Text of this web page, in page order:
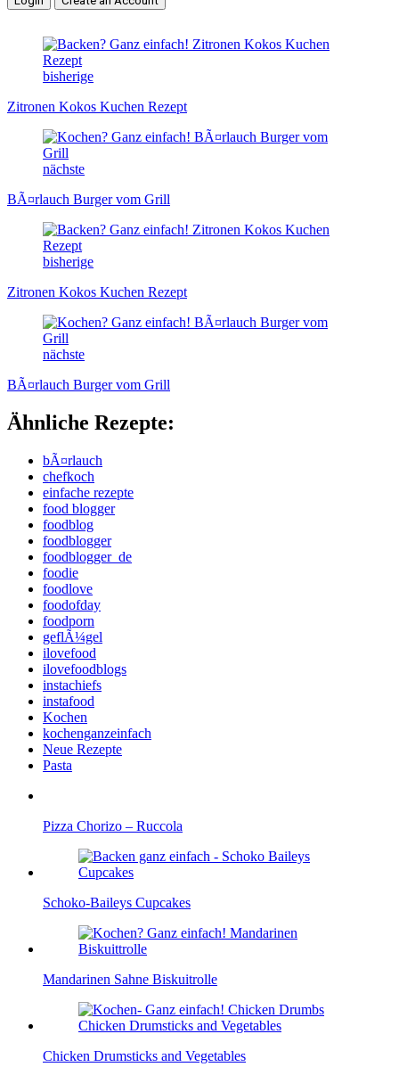
bisherige
Zitronen Kokos Kuchen Rezept
nächste
BÃ¤rlauch Burger vom Grill
bisherige
Zitronen Kokos Kuchen Rezept
nächste
BÃ¤rlauch Burger vom Grill
Ähnliche Rezepte:
bÃ¤rlauch
chefkoch
einfache rezepte
food blogger
foodblog
foodblogger
foodblogger_de
foodie
foodlove
foodofday
foodporn
geflÃ¼gel
ilovefood
ilovefoodblogs
instachiefs
instafood
Kochen
kochenganzeinfach
Neue Rezepte
Pasta
Pizza Chorizo – Ruccola
Schoko-Baileys Cupcakes
Mandarinen Sahne Biskuitrolle
Chicken Drumsticks and Vegetables